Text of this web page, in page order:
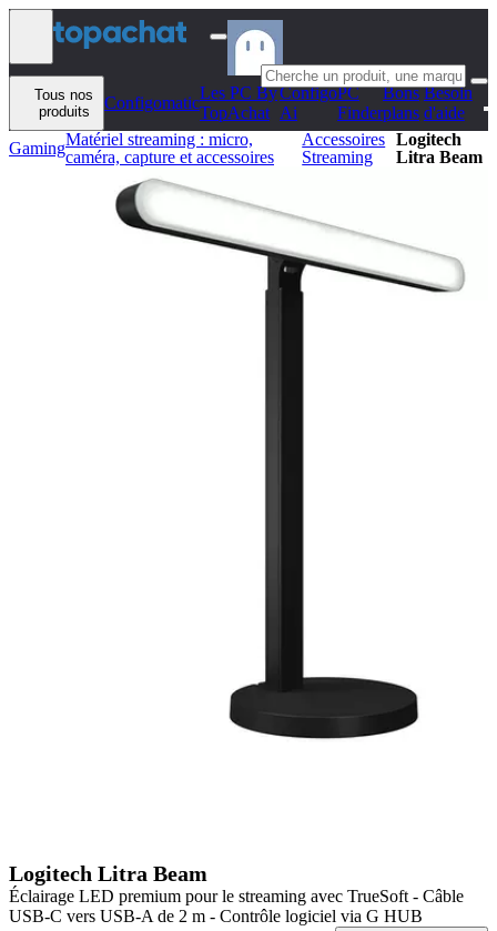
Aller au contenu
Tous nos
produits
Configomatic
Les PC By
TopAchat
Configo
Ai
PC
Finder
Bons
plans
Besoin
d'aide
GamingMatériel streaming : micro,
caméra, capture et accessoires
Accessoires
Streaming
Logitech
Litra Beam
Logitech Litra Beam
Éclairage LED premium pour le streaming avec TrueSoft - Câble
USB-C vers USB-A de 2 m - Contrôle logiciel via G HUB